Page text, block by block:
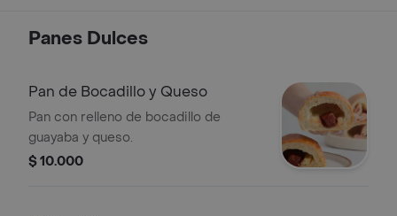
Panes Dulces
Pan de Bocadillo y Queso
Pan con relleno de bocadillo de
guayaba y queso.
$ 10.000